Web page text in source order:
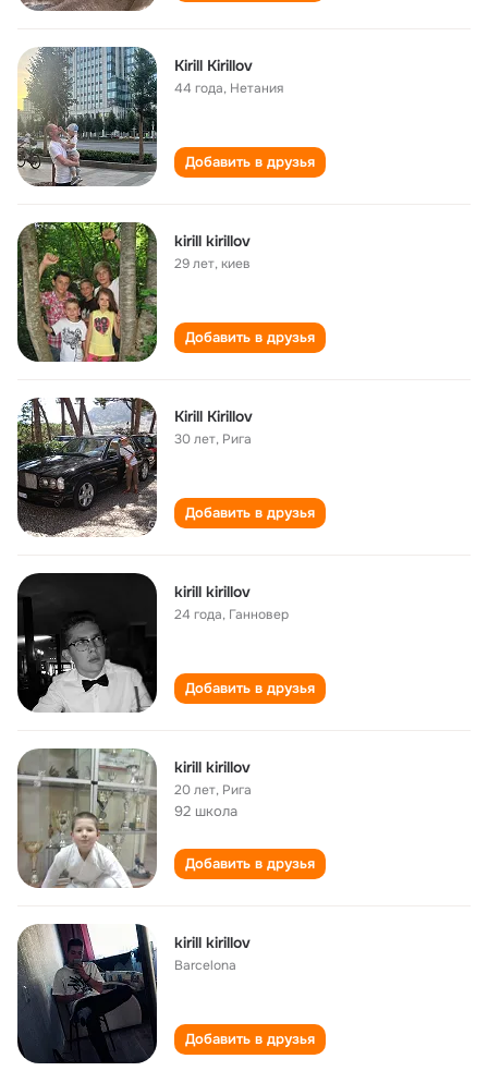
Kirill Kirillov
44 года, Нетания
Добавить в друзья
kirill kirillov
29 лет,киев
Добавить в друзья
Kirill Kirillov
30 лет, Рига
Добавить в друзья
kirill kirillov
24 года, Ганновер
Добавить в друзья
kirill kirillov
20 лет, Рига
92 школа
Добавить в друзья
kirill kirillov
Barcelona
Добавить в друзья